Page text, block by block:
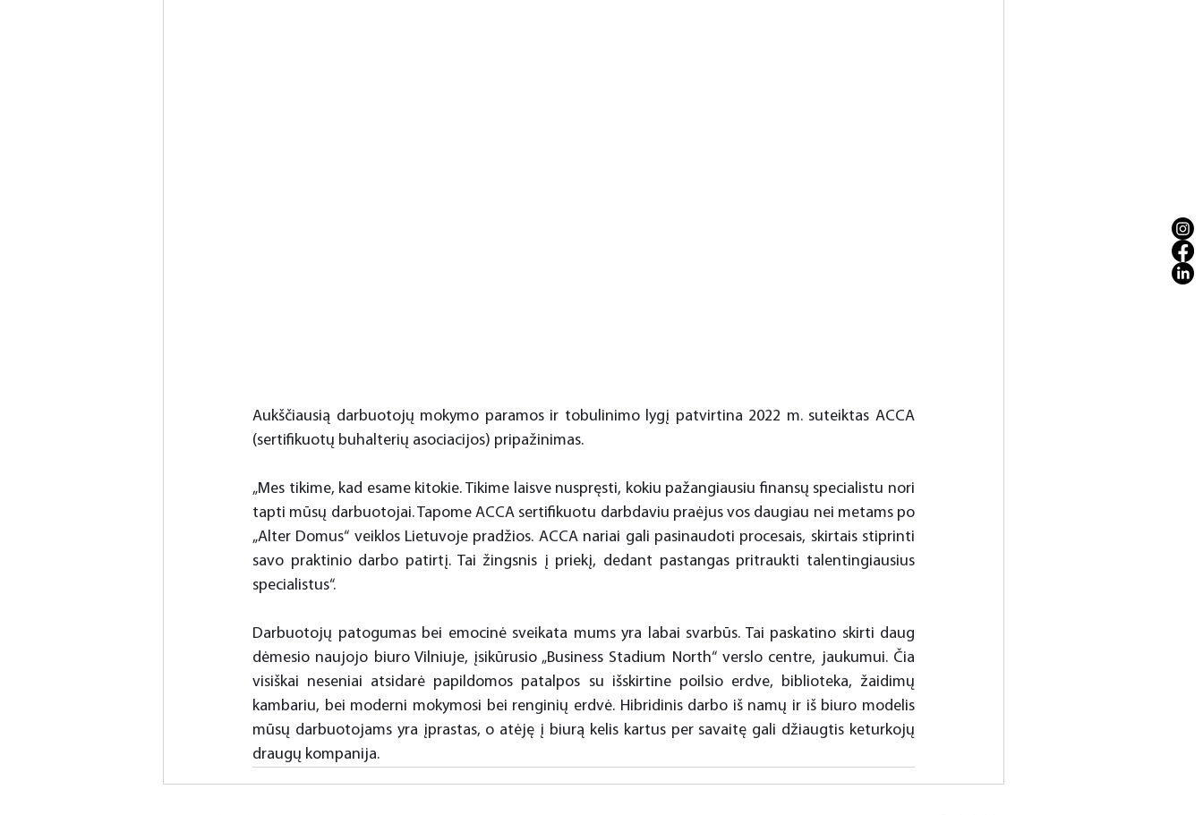
Aukščiausią darbuotojų mokymo paramos ir tobulinimo lygį patvirtina 2022 m. suteiktas ACCA
(sertifikuotų buhalterių asociacijos) pripažinimas.
„Mes tikime, kad esame kitokie. Tikime laisve nuspręsti, kokiu pažangiausiu finansų specialistu nori
tapti mūsų darbuotojai. Tapome ACCA sertifikuotu darbdaviu praėjus vos daugiau nei metams po
„Alter Domus“ veiklos Lietuvoje pradžios. ACCA nariai gali pasinaudoti procesais, skirtais stiprinti
savo praktinio darbo patirtį. Tai žingsnis į priekį, dedant pastangas pritraukti talentingiausius
specialistus“.
Darbuotojų patogumas bei emocinė sveikata mums yra labai svarbūs. Tai paskatino skirti daug
dėmesio naujojo biuro Vilniuje, įsikūrusio „Business Stadium North“ verslo centre, jaukumui. Čia
visiškai neseniai atsidarė papildomos patalpos su išskirtine poilsio erdve, biblioteka, žaidimų
kambariu, bei moderni mokymosi bei renginių erdvė. Hibridinis darbo iš namų ir iš biuro modelis
mūsų darbuotojams yra įprastas, o atėję į biurą kelis kartus per savaitę gali džiaugtis keturkojų
draugų kompanija.